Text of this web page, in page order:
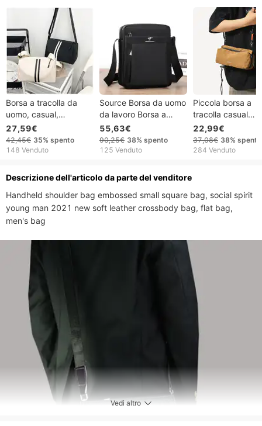
Borsa a tracolla da
uomo, casual,
versatile, leggera, in
nylon, con tracolla
larga, piccola,
27,59€
42,45€ 35% spento
148 Venduto
Source Borsa da uomo
da lavoro Borsa a
sacco singola Borsa
da uomo Borsa a
tracolla casual alla
conferenza in tessuto
Oxford resistente
all'acqua
55,63€
90,25€ 38% spento
125 Venduto
Piccola borsa a
tracolla casual
sportiva leggera
telefono da
moda, marchio
22,99€
37,08€ 38% spento
284 Venduto
Descrizione dell'articolo da parte del venditore
Handheld shoulder bag embossed small square bag, social spirit
young man 2021 new soft leather crossbody bag, flat bag,
men's bag
Vedi altro